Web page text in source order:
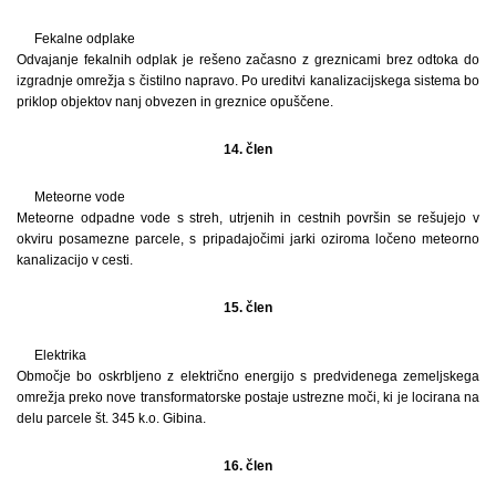
Fekalne odplake
Odvajanje fekalnih odplak je rešeno začasno z greznicami brez odtoka do
izgradnje omrežja s čistilno napravo. Po ureditvi kanalizacijskega sistema bo
priklop objektov nanj obvezen in greznice opuščene.
14. člen
Meteorne vode
Meteorne odpadne vode s streh, utrjenih in cestnih površin se rešujejo v
okviru posamezne parcele, s pripadajočimi jarki oziroma ločeno meteorno
kanalizacijo v cesti.
15. člen
Elektrika
Območje bo oskrbljeno z električno energijo s predvidenega zemeljskega
omrežja preko nove transformatorske postaje ustrezne moči, ki je locirana na
delu parcele št. 345 k.o. Gibina.
16. člen